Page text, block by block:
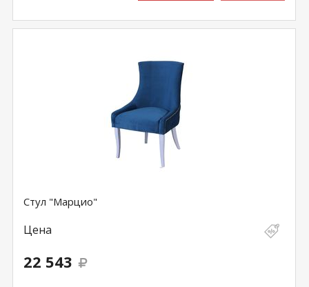
Стул "Марцио"
Цена
22 543